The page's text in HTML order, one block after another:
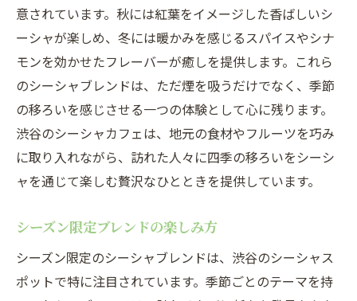
意されています。秋には紅葉をイメージした香ばしいシ
ーシャが楽しめ、冬には暖かみを感じるスパイスやシナ
モンを効かせたフレーバーが癒しを提供します。これら
のシーシャブレンドは、ただ煙を吸うだけでなく、季節
の移ろいを感じさせる一つの体験として心に残ります。
渋谷のシーシャカフェは、地元の食材やフルーツを巧み
に取り入れながら、訪れた人々に四季の移ろいをシーシ
ャを通じて楽しむ贅沢なひとときを提供しています。
シーズン限定ブレンドの楽しみ方
シーズン限定のシーシャブレンドは、渋谷のシーシャス
ポットで特に注目されています。季節ごとのテーマを持